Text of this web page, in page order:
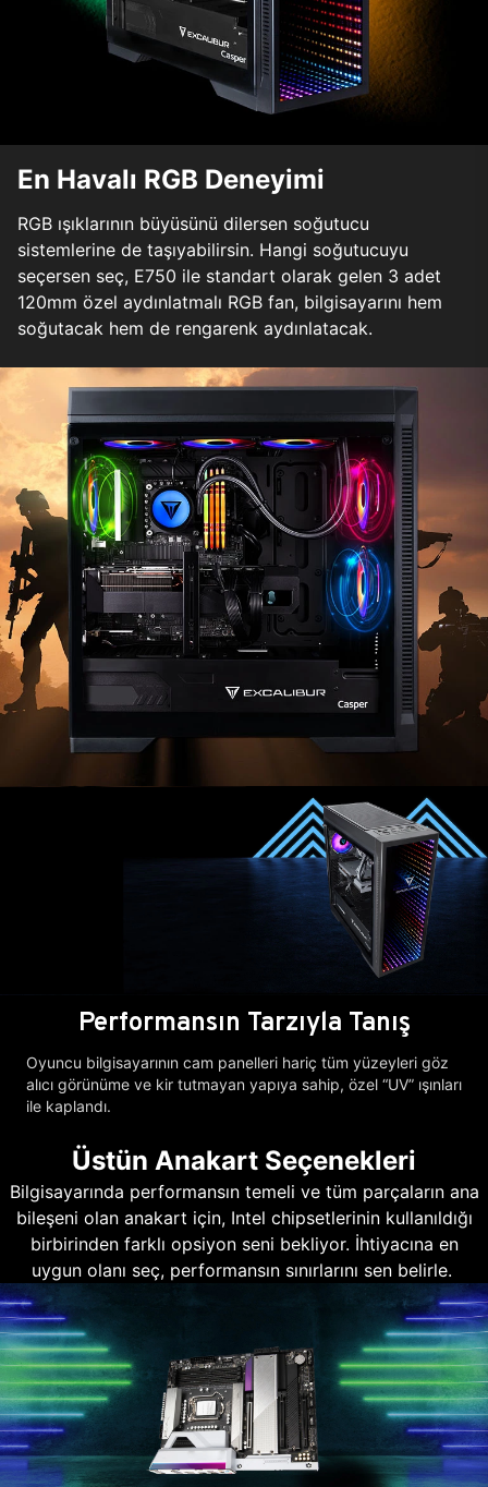
En Havalı RGB Deneyimi
RGB ışıklarının büyüsünü dilersen soğutucu
sistemlerine de taşıyabilirsin. Hangi soğutucuyu
seçersen seç, E750 ile standart olarak gelen 3 adet
120mm özel aydınlatmalı RGB fan, bilgisayarını hem
soğutacak hem de rengarenk aydınlatacak.
Performansın Tarzıyla Tanış
Oyuncu bilgisayarının cam panelleri hariç tüm yüzeyleri göz
alıcı görünüme ve kir tutmayan yapıya sahip, özel “UV” ışınları
ile kaplandı.
Üstün Anakart Seçenekleri
Bilgisayarında performansın temeli ve tüm parçaların ana
bileşeni olan anakart için, Intel chipsetlerinin kullanıldığı
birbirinden farklı opsiyon seni bekliyor. İhtiyacına en
uygun olanı seç, performansın sınırlarını sen belirle.